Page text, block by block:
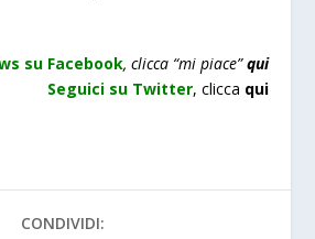
su Facebook, clicca “mi piace” qui
Seguici su Twitter, clicca qui
CONDIVIDI: